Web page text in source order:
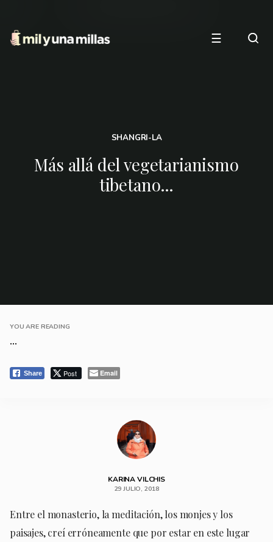
☰
SHANGRI-LA
Más allá del vegetarianismo
tibetano…
YOU ARE READING
...
Share Post Email
KARINA VILCHIS
29 JULIO, 2018
Entre el monasterio, la meditación, los monjes y los
paisajes, creí erróneamente que por estar en este lugar